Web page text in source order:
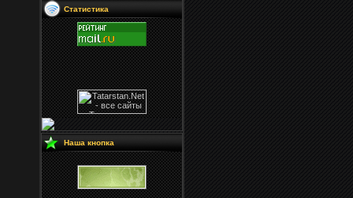
Статистика
Наша кнопка